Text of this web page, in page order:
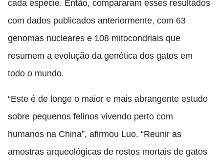
cada espécie. Então, compararam esses resultados
com dados publicados anteriormente, com 63
genomas nucleares e 108 mitocondriais que
resumem a evolução da genética dos gatos em
todo o mundo.
“Este é de longe o maior e mais abrangente estudo
sobre pequenos felinos vivendo perto com
humanos na China”, afirmou Luo. “Reunir as
amostras arqueológicas de restos mortais de gatos